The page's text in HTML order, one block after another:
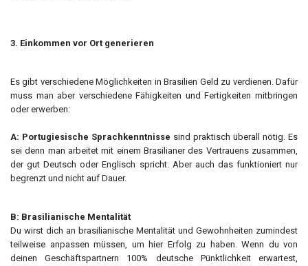
3. Einkommen vor Ort generieren
Es gibt verschiedene Möglichkeiten in Brasilien Geld zu verdienen. Dafür
muss man aber verschiedene Fähigkeiten und Fertigkeiten mitbringen
oder erwerben:
A: Portugiesische Sprachkenntnisse sind praktisch überall nötig. Es
sei denn man arbeitet mit einem Brasilianer des Vertrauens zusammen,
der gut Deutsch oder Englisch spricht. Aber auch das funktioniert nur
begrenzt und nicht auf Dauer.
B: Brasilianische Mentalität
Du wirst dich an brasilianische Mentalität und Gewohnheiten zumindest
teilweise anpassen müssen, um hier Erfolg zu haben. Wenn du von
deinen Geschäftspartnern 100% deutsche Pünktlichkeit erwartest,